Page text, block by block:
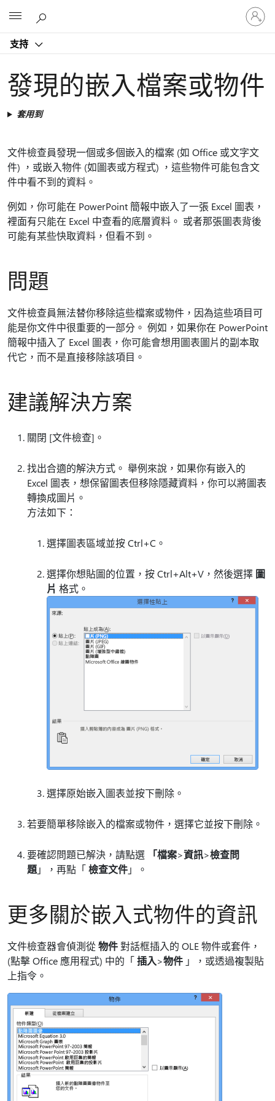
支持
登
入
您
戶
發現的嵌入檔案或物件
套用到
文件檢查員發現一個或多個嵌入的檔案 (如 Office 或文字文
件) ，或嵌入物件 (如圖表或方程式) ，這些物件可能包含文
件中看不到的資料。
例如，你可能在 PowerPoint 簡報中嵌入了一張 Excel 圖表，
裡面有只能在 Excel 中查看的底層資料。 或者那張圖表背後
可能有某些快取資料，但看不到。
問題
文件檢查員無法替你移除這些檔案或物件，因為這些項目可
能是你文件中很重要的一部分。 例如，如果你在 PowerPoint
簡報中插入了 Excel 圖表，你可能會想用圖表圖片的副本取
代它，而不是直接移除該項目。
建議解決方案
關閉 [文件檢查]。
找出合適的解決方式。 舉例來說，如果你有嵌入的
Excel 圖表，想保留圖表但移除隱藏資料，你可以將圖表
轉換成圖片。
方法如下：
選擇圖表區域並按 Ctrl+C。
選擇你想貼圖的位置，按 Ctrl+Alt+V，然後選擇 圖
片 格式。
選擇原始嵌入圖表並按下刪除。
若要簡單移除嵌入的檔案或物件，選擇它並按下刪除。
要確認問題已解決，請點選 「檔案>資訊>檢查問
題」，再點「檢查文件」。
更多關於嵌入式物件的資訊
文件檢查器會偵測從物件對話框插入的 OLE 物件或套件，
(點擊 Office 應用程式) 中的「插入>物件 」，或透過複製貼
上指令。